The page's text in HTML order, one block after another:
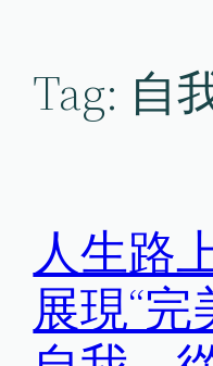
Tag: 自
人生路
展現“完